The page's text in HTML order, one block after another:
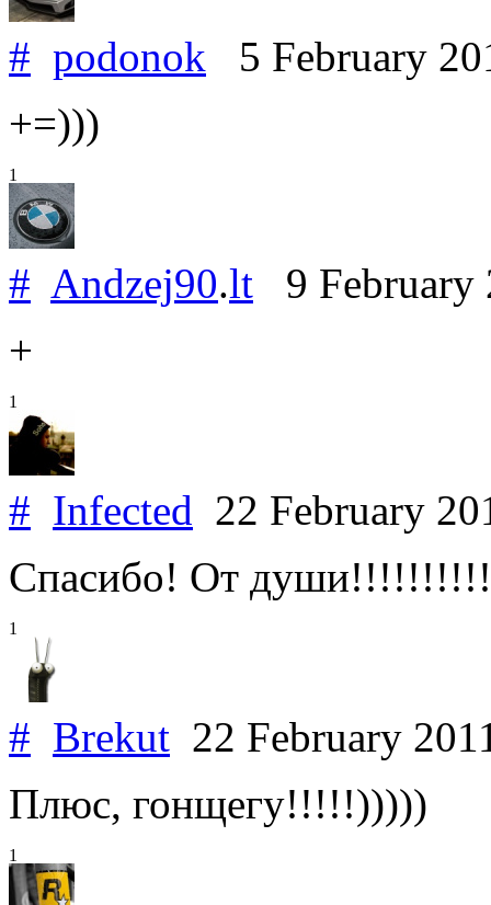
# podonok 5 February
+=)))
1
# Andzej90.lt 9 February
+
1
# Infected 22 February
Спасибо! От
1
# Brekut 22 February
Плюс, гонщегу!!!!!)))))
1